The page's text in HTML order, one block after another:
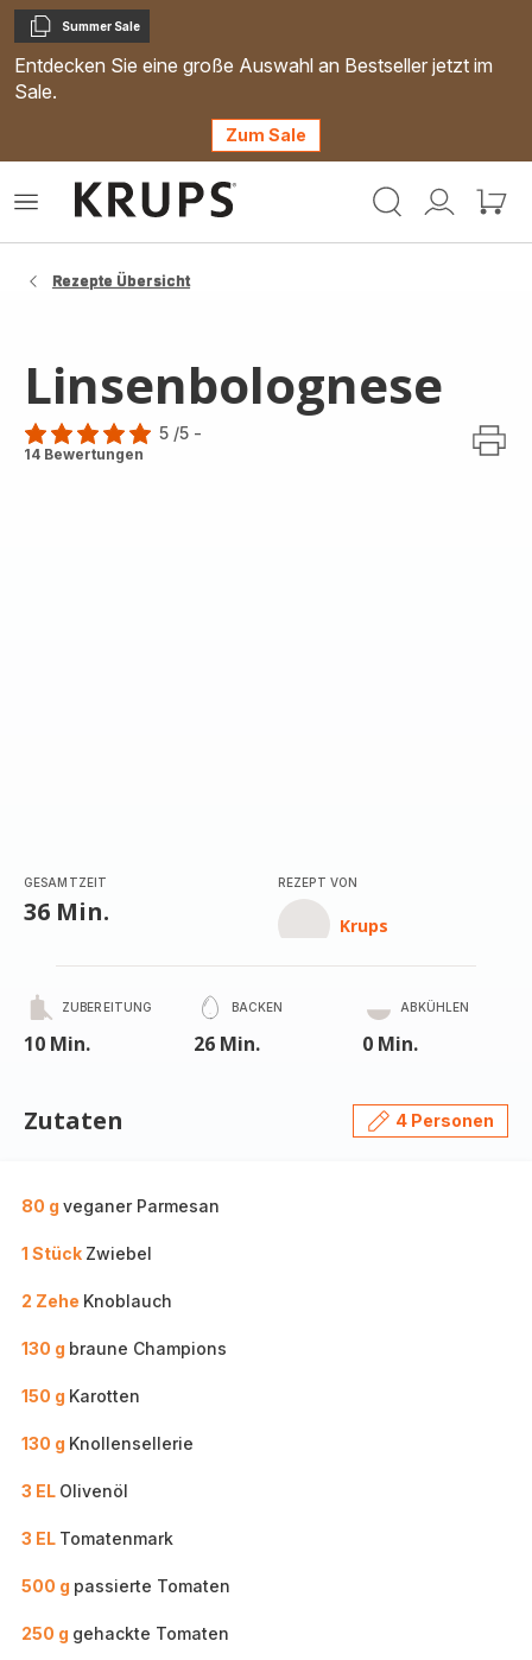
Kopieren
Summer Sale
Entdecken Sie eine große Auswahl an Bestseller jetzt im
Sale.
Zum Sale
Mein
Mein
Das
Rezepte Übersicht
Linsenbolognese
Bewertung
5 /5 -
14 Bewertungen
GESAMTZEIT
36 Min.
REZEPT VON
Krups
ZUBEREITUNG
10 Min.
BACKEN
26 Min.
ABKÜHLEN
0 Min.
Zutaten 4 Personen
80 g veganer Parmesan
1 Stück Zwiebel
2 Zehe Knoblauch
130 g braune Champions
150 g Karotten
130 g Knollensellerie
3 EL Olivenöl
3 EL Tomatenmark
500 g passierte Tomaten
250 g gehackte Tomaten